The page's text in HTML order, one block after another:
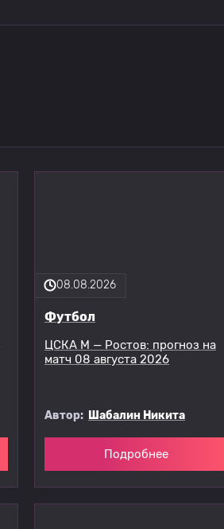
08.08.2026
Футбол
ЦСКА М — Ростов: прогноз на
матч 08 августа 2026
Автор: Шабалин Никита
Подробнее